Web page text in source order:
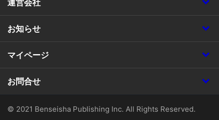
運営会社
お知らせ
マイページ
お問合せ
© 2021 Benseisha Publishing Inc. All Rights Reserved.